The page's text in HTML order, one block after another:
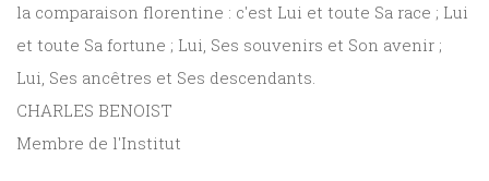
la comparaison florentine : c'est Lui et toute Sa race ; Lui
et toute Sa fortune ; Lui, Ses souvenirs et Son avenir ;
Lui, Ses ancêtres et Ses descendants.
CHARLES BENOIST
Membre de l'Institut